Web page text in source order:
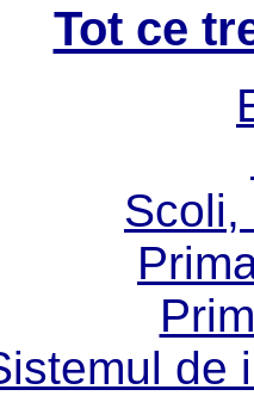
Tot ce
Scoli,
de